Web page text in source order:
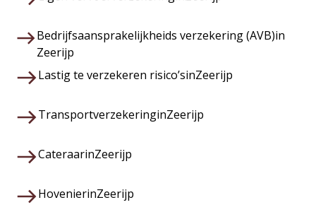
Bedrijfsaansprakelijkheids verzekering (AVB)in
Zeerijp
Lastig te verzekeren risico’sinZeerijp
TransportverzekeringinZeerijp
CateraarinZeerijp
HovenierinZeerijp